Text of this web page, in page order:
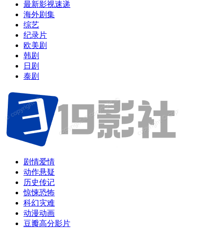
最新影视速递
海外剧集
综艺
纪录片
欧美剧
韩剧
日剧
泰剧
剧情爱情
动作悬疑
历史传记
惊悚恐怖
科幻灾难
动漫动画
豆瓣高分影片